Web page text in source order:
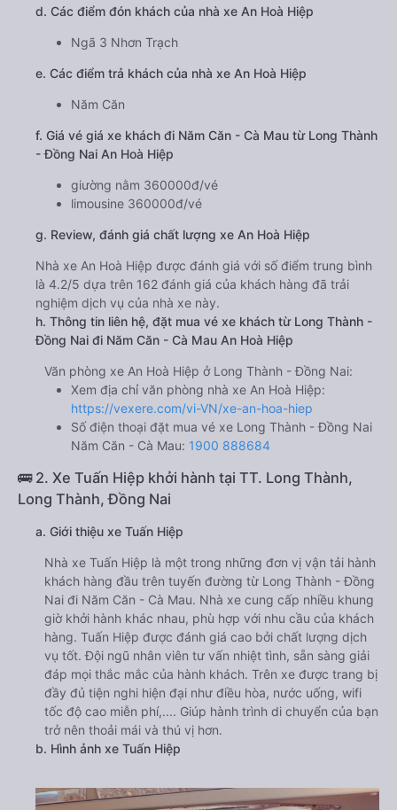
d. Các điểm đón khách của nhà xe An Hoà Hiệp
Ngã 3 Nhơn Trạch
e. Các điểm trả khách của nhà xe An Hoà Hiệp
Năm Căn
f. Giá vé giá xe khách đi Năm Căn - Cà Mau từ Long Thành
- Đồng Nai An Hoà Hiệp
giường nằm 360000đ/vé
limousine 360000đ/vé
g. Review, đánh giá chất lượng xe An Hoà Hiệp
Nhà xe An Hoà Hiệp được đánh giá với số điểm trung bình
là 4.2/5 dựa trên 162 đánh giá của khách hàng đã trải
nghiệm dịch vụ của nhà xe này.
h. Thông tin liên hệ, đặt mua vé xe khách từ Long Thành -
Đồng Nai đi Năm Căn - Cà Mau An Hoà Hiệp
Văn phòng xe An Hoà Hiệp ở Long Thành - Đồng Nai:
Xem địa chỉ văn phòng nhà xe An Hoà Hiệp:
https://vexere.com/vi-VN/xe-an-hoa-hiep
Số điện thoại đặt mua vé xe Long Thành - Đồng Nai
Năm Căn - Cà Mau: 1900 888684
🚌 2. Xe Tuấn Hiệp khởi hành tại TT. Long Thành,
Long Thành, Đồng Nai
a. Giới thiệu xe Tuấn Hiệp
Nhà xe Tuấn Hiệp là một trong những đơn vị vận tải hành
khách hàng đầu trên tuyến đường từ Long Thành - Đồng
Nai đi Năm Căn - Cà Mau. Nhà xe cung cấp nhiều khung
giờ khởi hành khác nhau, phù hợp với nhu cầu của khách
hàng. Tuấn Hiệp được đánh giá cao bởi chất lượng dịch
vụ tốt. Đội ngũ nhân viên tư vấn nhiệt tình, sẵn sàng giải
đáp mọi thắc mắc của hành khách. Trên xe được trang bị
đầy đủ tiện nghi hiện đại như điều hòa, nước uống, wifi
tốc độ cao miễn phí,.... Giúp hành trình di chuyển của bạn
trở nên thoải mái và thú vị hơn.
b. Hình ảnh xe Tuấn Hiệp